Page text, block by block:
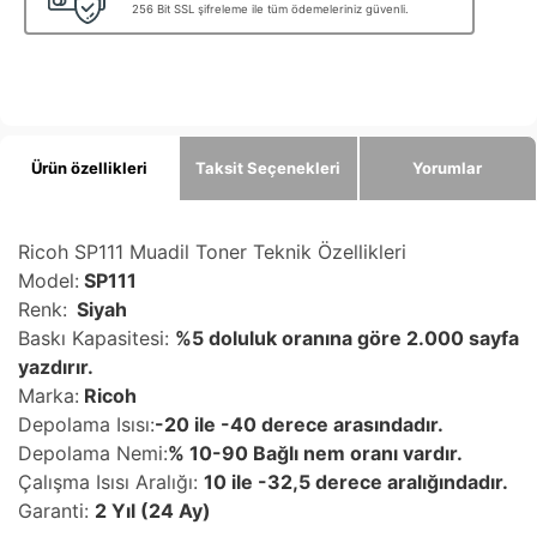
256 Bit SSL şifreleme ile tüm ödemeleriniz güvenli.
Ürün özellikleri Taksit Seçenekleri Yorumlar
Ricoh SP111 Muadil Toner Teknik Özellikleri
Model: SP111
Renk: Siyah
Baskı Kapasitesi: %5 doluluk oranına göre 2.000 sayfa
yazdırır.
Marka: Ricoh
Depolama Isısı:-20 ile -40 derece arasındadır.
Depolama Nemi:% 10-90 Bağlı nem oranı vardır.
Çalışma Isısı Aralığı: 10 ile -32,5 derece aralığındadır.
Garanti: 2 Yıl (24 Ay)